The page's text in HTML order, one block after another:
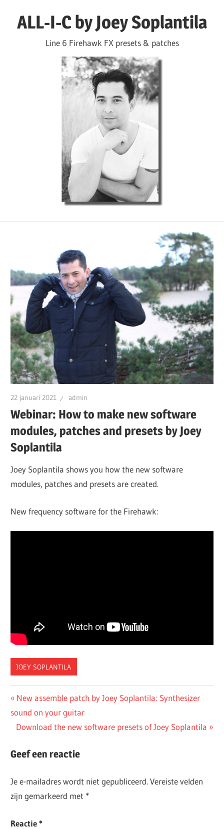
ALL-I-C by Joey Soplantila
Line 6 Firehawk FX presets & patches
22 januari 2021 admin
Webinar: How to make new software
modules, patches and presets by Joey
Soplantila
Joey Soplantila shows you how the new software
modules, patches and presets are created.
New frequency software for the Firehawk:
JOEY SOPLANTILA
Bericht
navigatie
Vorig
Bericht:
New assemble patch by Joey Soplantila: Synthesizer
sound on your guitar
Volgend
Download the new software presets of Joey Soplantila
Geef een reactie
Je e-mailadres wordt niet gepubliceerd. Vereiste velden
zijn gemarkeerd met *
Reactie*